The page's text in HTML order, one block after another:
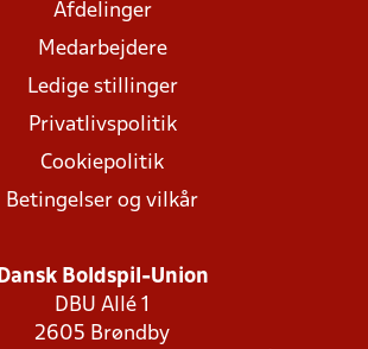
Afdelinger
Medarbejdere
Ledige stillinger
Privatlivspolitik
Cookiepolitik
Betingelser og vilkår
Dansk Boldspil-Union
DBU Allé 1
2605 Brøndby